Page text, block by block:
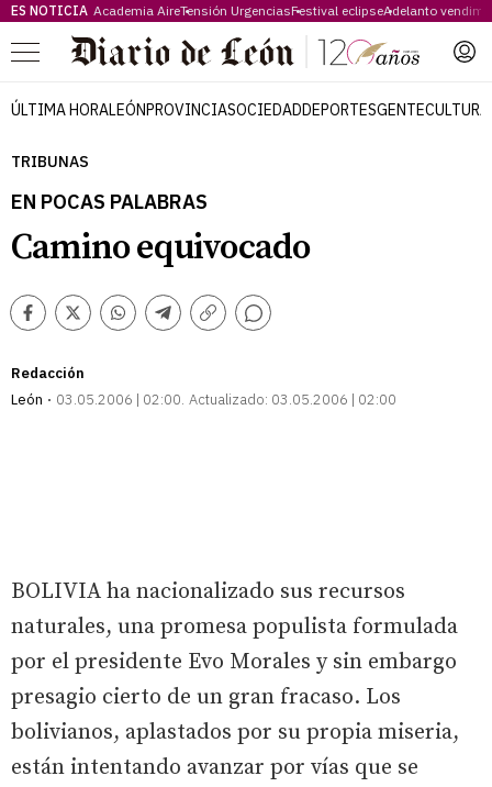
ES NOTICIA Academia AireTensión UrgenciasFestival eclipseAdelanto
Menú
ÚLTIMA HORALEÓNPROVINCIASOCIEDADDEPORTESGENTECULTURA
TRIBUNAS
EN POCAS PALABRAS
Camino equivocado
Facebook
TwitterWhatsappTelegram
Copiar
Comentarios
Redacción
León
03.05.2006 | 02:00 Actualizado: 03.05.2006 | 02:00
BOLIVIA ha nacionalizado sus recursos
naturales, una promesa populista formulada
por el presidente Evo Morales y sin embargo
presagio cierto de un gran fracaso. Los
bolivianos, aplastados por su propia miseria,
están intentando avanzar por vías que se